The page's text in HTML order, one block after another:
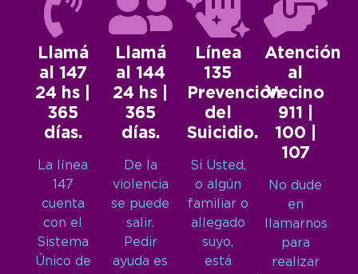
Llamá
al 147
24 hs |
365
días.
La línea
147
cuenta
con el
Sistema
Único de
Llamá
al 144
24 hs |
365
días.
De la
violencia
se puede
salir.
Pedir
ayuda es
Línea
135
Prevención
del
Suicidio.
Si Usted,
o algún
familiar o
allegado
suyo,
está
Atención
al
Vecino
911 |
100 |
107
No dude
en
llamarnos
para
realizar